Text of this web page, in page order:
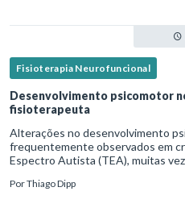
Fisioterapia Neurofuncional
Desenvolvimento psicomotor
fisioterapeuta
Alterações no desenvolvimento
frequentemente observados em
Espectro Autista (TEA), muitas
PorThiago Dipp